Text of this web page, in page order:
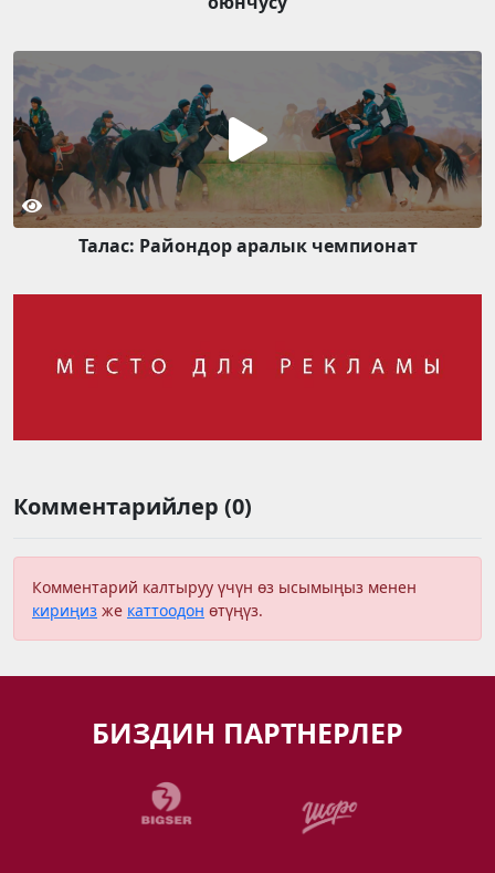
Талас: Райондор аралык чемпионат
Комментарийлер (0)
Комментарий калтыруу үчүн өз ысымыңыз менен
кириңиз же каттоодон өтүңүз.
БИЗДИН ПАРТНЕРЛЕР